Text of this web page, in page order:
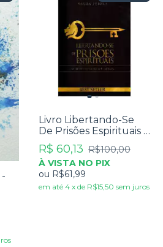
Livro Libertando-Se
De Prisões Espirituais -
Neuza Itioka
R$ 60,13 R$100,00
À VISTA NO PIX
ou R$61,99
em até 4 x de R$15,50 sem juros